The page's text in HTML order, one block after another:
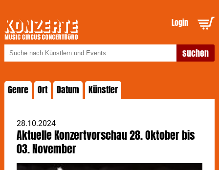
Login
Genre Ort Datum Künstler
28.10.2024
Aktuelle Konzertvorschau 28. Oktober bis
03. November